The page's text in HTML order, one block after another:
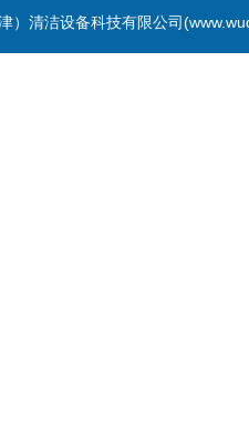
）清洁设备科技有限公司